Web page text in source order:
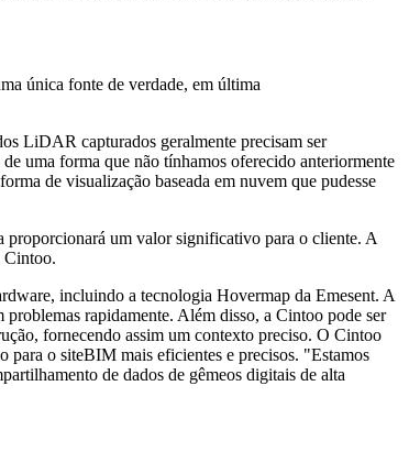
única fonte de verdade, em última
LiDAR capturados geralmente precisam ser
uma forma que não tínhamos oferecido anteriormente
de visualização baseada em nuvem que pudesse
proporcionará um valor significativo para o cliente. A
Cintoo.
incluindo a tecnologia Hovermap da Emesent. A
rapidamente. Além disso, a Cintoo pode ser
fornecendo assim um contexto preciso. O Cintoo
para o siteBIM mais eficientes e precisos. "Estamos
de dados de gêmeos digitais de alta